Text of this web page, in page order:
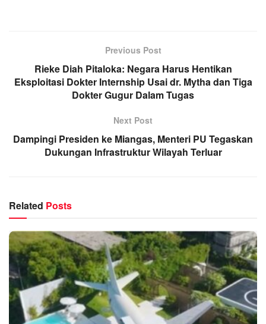
Previous Post
Rieke Diah Pitaloka: Negara Harus Hentikan
Eksploitasi Dokter Internship Usai dr. Mytha dan Tiga
Dokter Gugur Dalam Tugas
Next Post
Dampingi Presiden ke Miangas, Menteri PU Tegaskan
Dukungan Infrastruktur Wilayah Terluar
Related Posts